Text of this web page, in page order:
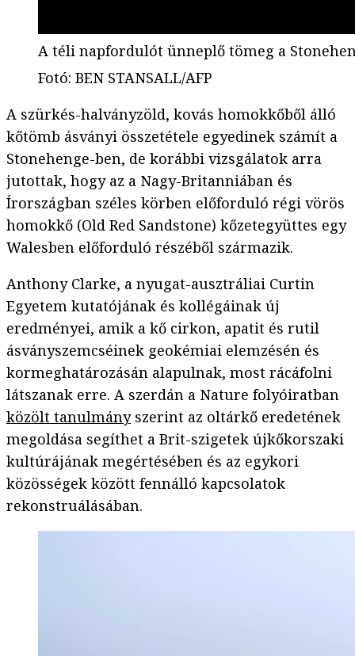
A téli napfordulót ünneplő tömeg a
Fotó: BEN STANSALL/AFP
A szürkés-halványzöld, kovás homokkőből álló
kőtömb ásványi összetétele egyedinek számít a
Stonehenge-ben, de korábbi vizsgálatok arra
jutottak, hogy az a Nagy-Britanniában és
Írországban széles körben előforduló régi vörös
homokkő (Old Red Sandstone) kőzetegyüttes egy
Walesben előforduló részéből származik.
Anthony Clarke, a nyugat-ausztráliai Curtin
Egyetem kutatójának és kollégáinak új
eredményei, amik a kő cirkon, apatit és rutil
ásványszemcséinek geokémiai elemzésén és
kormeghatározásán alapulnak, most rácáfolni
látszanak erre. A szerdán a Nature folyóiratban
közölt tanulmányszerint az oltárkő eredetének
megoldása segíthet a Brit-szigetek újkőkorszaki
kultúrájának megértésében és az egykori
közösségek között fennálló kapcsolatok
rekonstruálásában.